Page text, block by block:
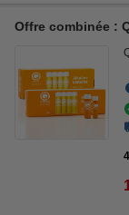
Offre combinée :